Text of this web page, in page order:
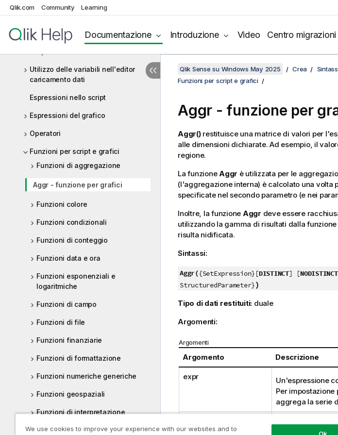
Qlik.com Community Learning
Documentazione Introduzione Video Centro migrazioni
Panoramica sulla sintassi dello
Istruzioni e parole chiave dello
Utilizzo delle variabili nell'editor
caricamento dati
Espressioni nello script
Espressioni del grafico
Operatori
Funzioni per script e grafici
Funzioni di aggregazione
Aggr - funzione per grafici
Funzioni colore
Funzioni condizionali
Funzioni di conteggio
Funzioni data e ora
Funzioni esponenziali e
logaritmiche
Funzioni di campo
Funzioni di file
Funzioni finanziarie
Funzioni di formattazione
Funzioni numeriche generiche
Funzioni geospaziali
Funzioni di interpretazione
Funzioni intra-record
Qlik Sense su Windows May 2025 Crea
Funzioni per script e grafici
Aggr - funzione per
Aggr()restituisce una matrice di valori per
alle dimensioni dichiarate. Ad esempio, il
regione.
La funzioneAggr è utilizzata per le
(l'aggregazione interna) è calcolato una volta
specificate nel secondo parametro (e nei
Inoltre, la funzione Aggr deve essere
utilizzando la gamma di risultati dalla funzione
risulta nidificata.
Sintassi:
Aggr({SetExpression}[DISTINCT] [NODISTINCT
StructuredParameter})
Tipo di dati restituiti: duale
Argomenti:
Argomenti
Argomento Descrizione
expr
Un'espressione
Per
aggrega la serie
We use cookies to improve your experience with our websites and to